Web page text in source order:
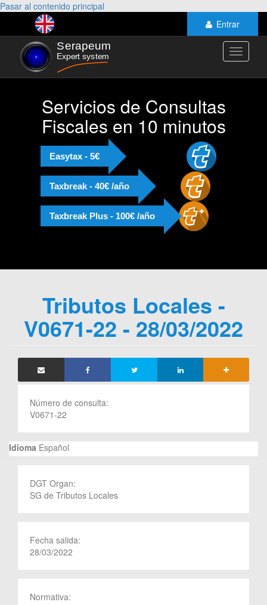
Pasar al contenido principal
Entrar
Toggle
Servicios de Consultas
Fiscales en 10 minutos
Easytax - 5€
Taxbreak - 40€ /año
Taxbreak Plus - 100€ /año
Tributos Locales -
V0671-22 - 28/03/2022
Número de consulta:
V0671-22
Idioma Español
DGT Organ:
SG de Tributos Locales
Fecha salida:
28/03/2022
Normativa: